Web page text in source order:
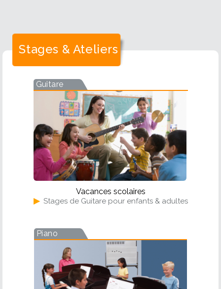
Stages & Ateliers
Guitare
Vacances scolaires
▶ Stages de Guitare pour enfants & adultes
Piano